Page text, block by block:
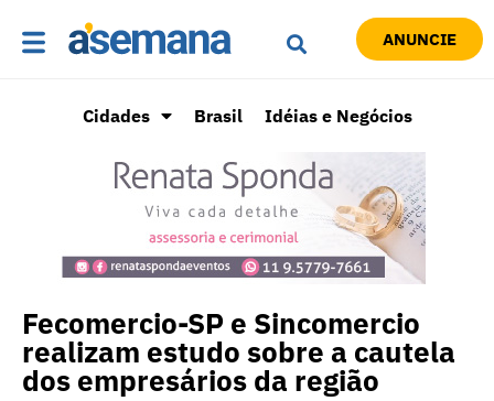
ANUNCIE
Cidades Brasil Idéias e Negócios
Fecomercio-SP e Sincomercio
realizam estudo sobre a cautela
dos empresários da região